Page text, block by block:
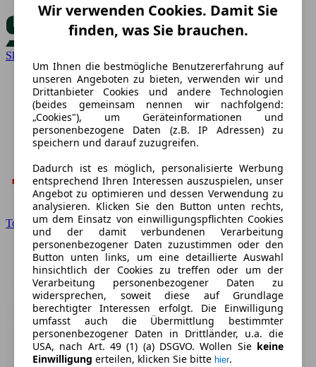
Skoda
Toyota
Wir verwenden Cookies. Damit Sie
finden, was Sie brauchen.
Um Ihnen die bestmögliche Benutzererfahrung auf
unseren Angeboten zu bieten, verwenden wir und
Drittanbieter Cookies und andere Technologien
(beides gemeinsam nennen wir nachfolgend:
„Cookies"), um Geräteinformationen und
personenbezogene Daten (z.B. IP Adressen) zu
speichern und darauf zuzugreifen.
Dadurch ist es möglich, personalisierte Werbung
entsprechend Ihren Interessen auszuspielen, unser
Angebot zu optimieren und dessen Verwendung zu
analysieren. Klicken Sie den Button unten rechts,
um dem Einsatz von einwilligungspflichten Cookies
und der damit verbundenen Verarbeitung
personenbezogener Daten zuzustimmen oder den
Button unten links, um eine detaillierte Auswahl
hinsichtlich der Cookies zu treffen oder um der
Verarbeitung personenbezogener Daten zu
widersprechen, soweit diese auf Grundlage
berechtigter Interessen erfolgt. Die Einwilligung
umfasst auch die Übermittlung bestimmter
personenbezogener Daten in Drittländer, u.a. die
USA, nach Art. 49 (1) (a) DSGVO. Wollen Sie keine
Einwilligung erteilen, klicken Sie bitte hier.